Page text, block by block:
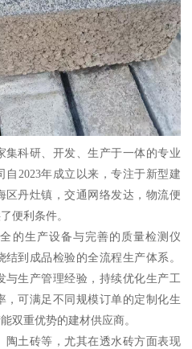
集科研、开发、生产于一体的专业
2023年成立以来，专注于新型建
区丹灶镇，交通网络发达，物流便
便利条件。
的生产设备与完善的质量检测仪
到成品检验的全流程生产体系。
与生产管理经验，持续优化生产工
，可满足不同规模订单的定制化生
双重优势的建材供应商。
陶土砖等，尤其在透水砖方面表现